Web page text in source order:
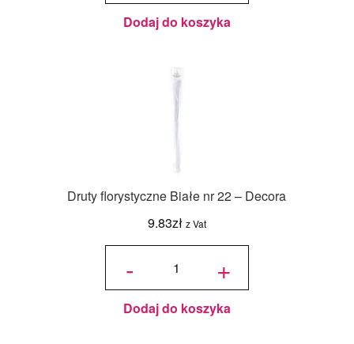
Dodaj do koszyka
Druty florystyczne Białe nr 22 – Decora
9.83zł z Vat
-
ilość Druty
- Decora +
Dodaj do koszyka